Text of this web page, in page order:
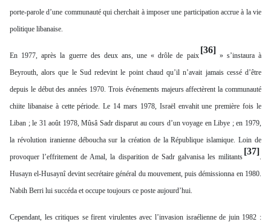
porte-parole d’une communauté qui cherchait à imposer une participation accrue à la vie
politique libanaise.
En 1977, après la guerre des deux ans, une « drôle de paix
[36]
» s’instaura à
Beyrouth, alors que le Sud redevint le point chaud qu’il n’avait jamais cessé d’être
depuis le début des années 1970. Trois événements majeurs affectèrent la communauté
chiite libanaise à cette période. Le 14 mars 1978, Israël envahit une première fois le
Liban ; le 31 août 1978, Mûsâ Sadr disparut au cours d’un voyage en Libye ; en 1979,
la révolution iranienne déboucha sur la création de la République islamique. Loin de
provoquer l’effritement de Amal, la disparition de Sadr galvanisa les militants
[37]
.
Husayn el-Husaynî devint secrétaire général du mouvement, puis démissionna en 1980.
Nabih Berri lui succéda et occupe toujours ce poste aujourd’hui.
Cependant, les critiques se firent virulentes avec l’invasion israélienne de juin 1982 :